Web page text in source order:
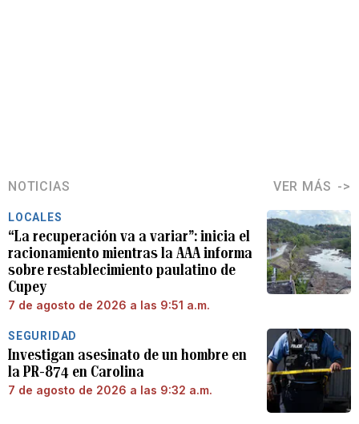
NOTICIAS VER MÁS
LOCALES
“La recuperación va a variar”: inicia el
racionamiento mientras la AAA informa
sobre restablecimiento paulatino de
Cupey
7 de agosto de 2026 a las 9:51 a.m.
SEGURIDAD
Investigan asesinato de un hombre en
la PR-874 en Carolina
7 de agosto de 2026 a las 9:32 a.m.